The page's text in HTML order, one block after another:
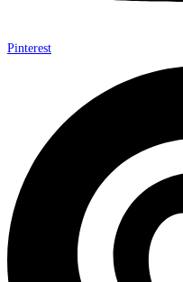
Pinterest